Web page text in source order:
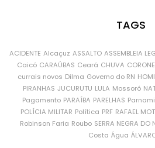
TAGS
ACIDENTE Alcaçuz ASSALTO ASSEMBLEIA
Caicó CARAÚBAS Ceará CHUVA
currais novos Dilma Governo do RN
PIRANHAS JUCURUTU LULA Mossoró
Pagamento PARAÍBA PARELHAS
POLÍCIA MILITAR Política PRF RAFAEL
Robinson Faria Roubo SERRA NEGRA DO
Costa Água